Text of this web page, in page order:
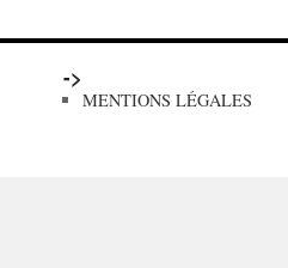
->
MENTIONS LÉGALES